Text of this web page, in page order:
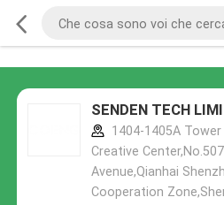
SENDEN TECH
1404-1405A Tower
Creative
Avenue,Qianhai
Cooperation